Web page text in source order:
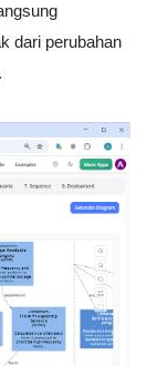
dari perubahan